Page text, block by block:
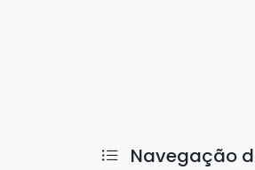
Navegação